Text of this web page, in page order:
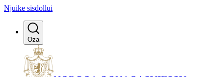
Njuike sisdollui
Oza